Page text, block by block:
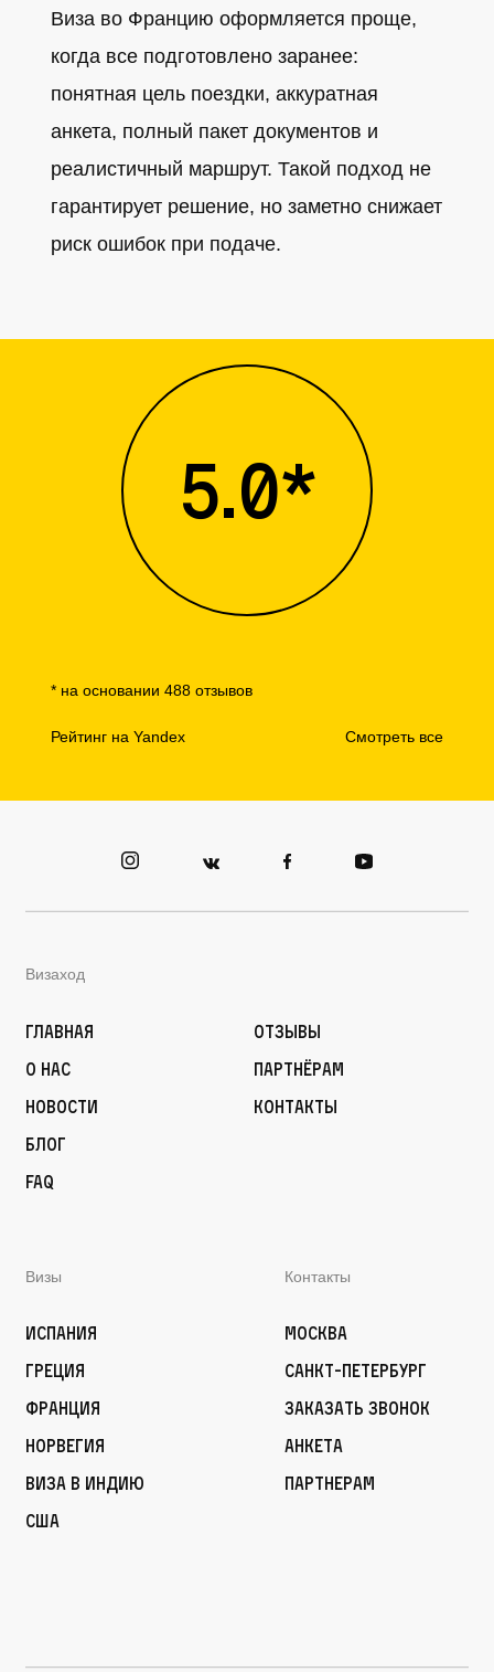
Виза во Францию оформляется проще,
когда все подготовлено заранее:
понятная цель поездки, аккуратная
анкета, полный пакет документов и
реалистичный маршрут. Такой подход не
гарантирует решение, но заметно снижает
риск ошибок при подаче.
Рейтинг на Yandex Смотреть все
5.0*
* на основании 488 отзывов
Визаход
Главная
О нас
Новости
Блог
FAQ
Отзывы
Партнёрам
Контакты
Визы
Испания
Греция
Франция
Норвегия
Виза в Индию
США
Контакты
Москва
Санкт-Петербург
Заказать звонок
Анкета
Партнерам